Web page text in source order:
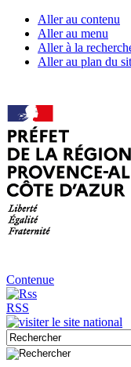
Aller au contenu
Aller au menu
Aller à la
Aller au plan du
Contenue
RSS